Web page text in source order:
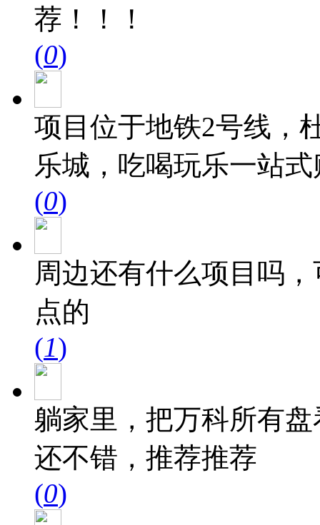
荐！！！
(0)
项目位于地铁2号线，
乐城，吃喝玩乐一站
(0)
周边还有什么项目吗
点的
(1)
躺家里，把万科所有
还不错，推荐推荐
(0)